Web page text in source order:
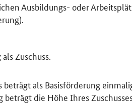
Ausbildungs- oder
Zuschuss.
beträgt als Basisförderung
die Höhe Ihres